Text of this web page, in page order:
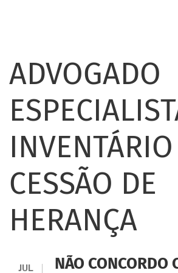
ADVOGADO
CESSÃO DE
HERANÇA
JUL NÃO CONCORDO